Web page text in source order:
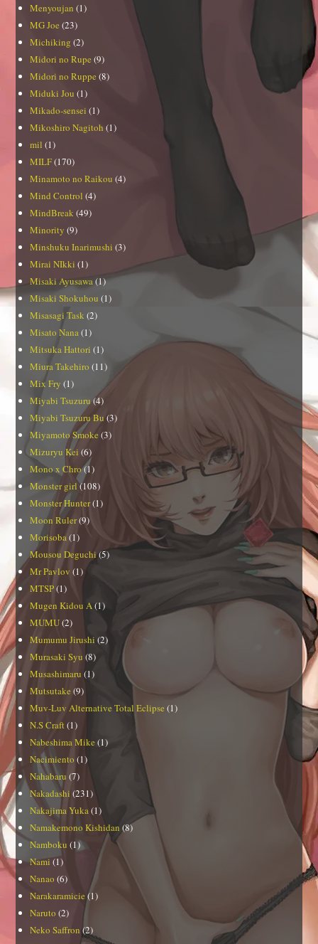
Menyoujan (1)
MG Joe (23)
Michiking (2)
Midori no Rupe (9)
Midori no Ruppe (8)
Miduki Jou (1)
Mikado-sensei (1)
Mikoshiro Nagitoh (1)
mil (1)
MILF(170)
Minamoto no Raikou (4)
Mind Control (4)
MindBreak (49)
Minority (9)
Minshuku Inarimushi (3)
Mirai NIkki (1)
Misaki Ayusawa (1)
Misaki Shokuhou (1)
Misasagi Task (2)
Misato Nana (1)
Mitsuka Hattori (1)
Miura Takehiro (11)
Mix Fry (1)
Miyabi Tsuzuru(4)
Miyabi Tsuzuru Bu (3)
Miyamoto Smoke (3)
Mizuryu Kei (6)
Mono x Chro(1)
Monster girl(108)
Monster Hunter(1)
Moon Ruler(9)
Morisoba (1)
Mousou Deguchi(5)
Mr Pavlov (1)
MTSP(1)
Mugen Kidou A (1)
MUMU(2)
Mumumu Jirushi (2)
Murasaki Syu (8)
Musashimaru (1)
Mutsutake (9)
Muv-Luv Alternative Total Eclipse (1)
N.S Craft (1)
Nabeshima Mike(1)
Nacimiento (1)
Nahabaru (7)
Nakadashi (231)
Nakajima Yuka (1)
Namakemono Kishidan (8)
Namboku (1)
Nami(1)
Nanao (6)
Narakaramicie (1)
Naruto (2)
Neko Saffron(2)